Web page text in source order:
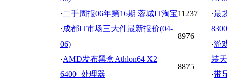
·二手周报06年第16期 蓉城IT淘宝11237
·成都IT市场三大件最新报价(04-
06)
8976
·AMD发布黑盒Athlon64 X2
6400+处理器
8875
·最
·游
装
·带